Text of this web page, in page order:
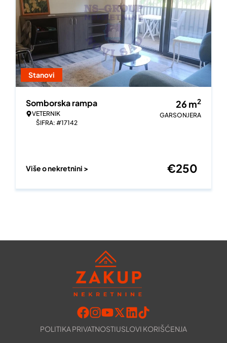
Stanovi
Somborska rampa
VETERNIK
ŠIFRA: #17142
26 m2
GARSONJERA
Više o nekretnini > €250
POLITIKA PRIVATNOSTIUSLOVI KORIŠĆENJA